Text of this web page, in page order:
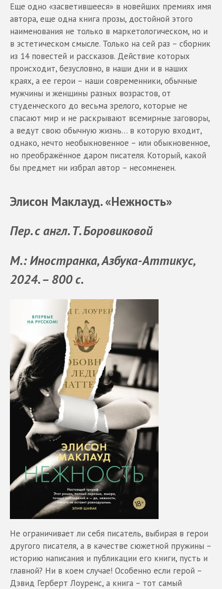
Еще одно «засветившееся» в новейших премиях имя
автора, еще одна книга прозы, достойной этого
наименования не только в маркетологическом, но и
в эстетическом смысле. Только на сей раз – сборник
из 14 повестей и рассказов. Действие которых
происходит, безусловно, в наши дни и в наших
краях, а ее герои – наши современники, обычные
мужчины и женщины разных возрастов, от
студенческого до весьма зрелого, которые не
спасают мир и не раскрывают всемирные заговоры,
а ведут свою обычную жизнь… в которую входит,
однако, нечто необыкновенное – или обыкновенное,
но преображённое даром писателя. Который, какой
бы предмет ни избрал автор – несомненен.
Элисон Маклауд. «Нежность»
Пер. с англ. Т. Боровиковой
М.: Иностранка, Азбука-Аттикус,
2024. – 800 с.
Не ограничивает ли себя писатель, выбирая в герои
другого писателя, а в качестве сюжетной пружины –
историю написания и публикации его книги, пусть и
главной? Ни в коем случае! Особенно если герой –
Дэвид Герберт Лоуренс, а книга – тот самый